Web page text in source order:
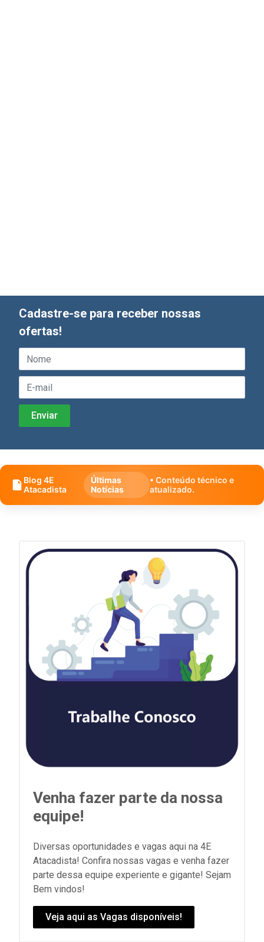
Cadastre-se para receber nossas
ofertas!
Blog 4E
Atacadista
Últimas
Notícias
• Conteúdo técnico e
atualizado.
Venha fazer parte da nossa
equipe!
Diversas oportunidades e vagas aqui na 4E
Atacadista! Confira nossas vagas e venha fazer
parte dessa equipe experiente e gigante! Sejam
Bem vindos!
Veja aqui as Vagas disponíveis!